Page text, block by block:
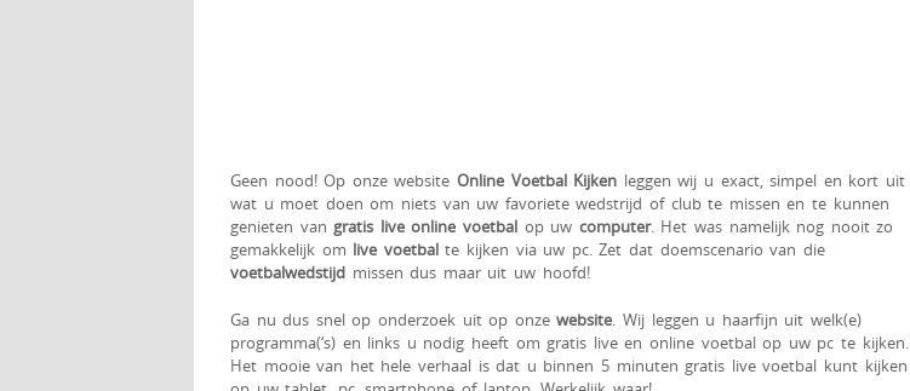
Geen nood! Op onze website Online Voetbal Kijken leggen wij u exact, simpel en kort uit
wat u moet doen om niets van uw favoriete wedstrijd of club te missen en te kunnen
genieten van gratis live online voetbal op uw computer. Het was namelijk nog nooit zo
gemakkelijk om live voetbalte kijken via uw pc. Zet dat doemscenario van die
voetbalwedstijd missen dus maar uit uw hoofd!
Ga nu dus snel op onderzoek uit op onzewebsite. Wij leggen u haarfijn uit welk(e)
programma(‘s) en links u nodig heeft om gratis live en online voetbal op uw pc te kijken.
Het mooie van het hele verhaal is dat u binnen 5 minuten gratis live voetbal kunt kijken